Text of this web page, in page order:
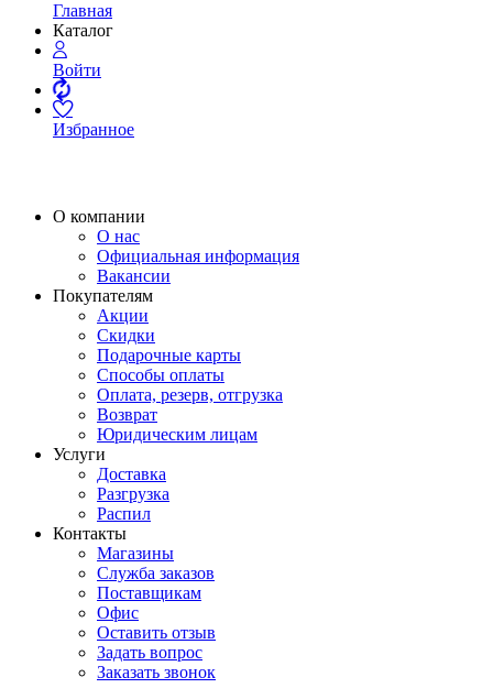
Главная
Каталог
Войти
Избранное
О компании
О нас
Официальная информация
Вакансии
Покупателям
Акции
Скидки
Подарочные карты
Способы оплаты
Оплата, резерв, отгрузка
Возврат
Юридическим лицам
Услуги
Доставка
Разгрузка
Распил
Контакты
Магазины
Служба заказов
Поставщикам
Офис
Оставить отзыв
Задать вопрос
Заказать звонок